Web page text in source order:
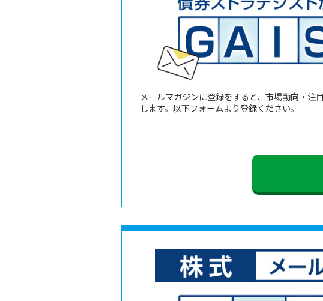
メールマガジンに登録をすると、市場動向・
します。以下フォームより登録ください。